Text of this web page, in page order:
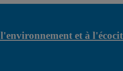
et à